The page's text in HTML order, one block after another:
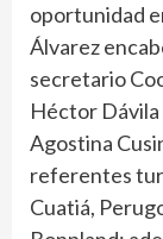
oportunidad
Álvarez
secretario
Héctor Dávila
Agostina
referentes
Cuatiá,